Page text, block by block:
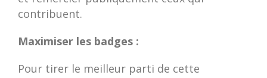
contribuent.
Maximiser les badges :
Pour tirer le meilleur parti de cette